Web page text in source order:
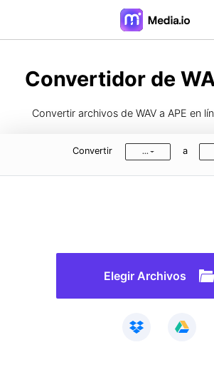
Desktop Herramientas
Formatos de Conversión
Convertidor de
Convertir archivos de WAV a APE en
Convertir ... a
Elegir Archivos